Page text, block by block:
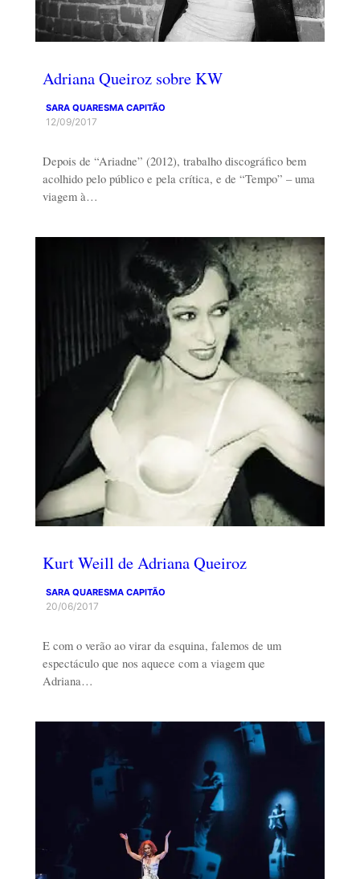
Adriana Queiroz sobre KW
SARA QUARESMA CAPITÃO
12/09/2017
Depois de “Ariadne” (2012), trabalho discográfico bem
acolhido pelo público e pela crítica, e de “Tempo” – uma
viagem à…
Kurt Weill de Adriana Queiroz
SARA QUARESMA CAPITÃO
20/06/2017
E com o verão ao virar da esquina, falemos de um
espectáculo que nos aquece com a viagem que
Adriana…